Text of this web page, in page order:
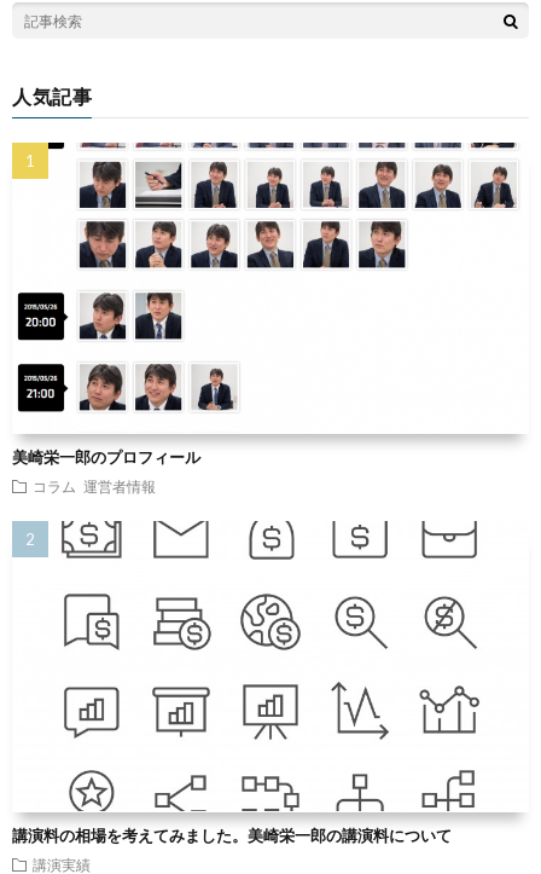
人気記事
美崎栄一郎のプロフィール
コラム 運営者情報
講演料の相場を考えてみました。美崎栄一郎の講演料について
講演実績